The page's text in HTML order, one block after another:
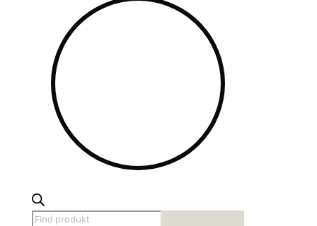
Products